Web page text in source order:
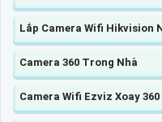
Lắp Camera Wifi Hikvision
Camera 360 Trong Nhà
Camera Wifi Ezviz Xoay